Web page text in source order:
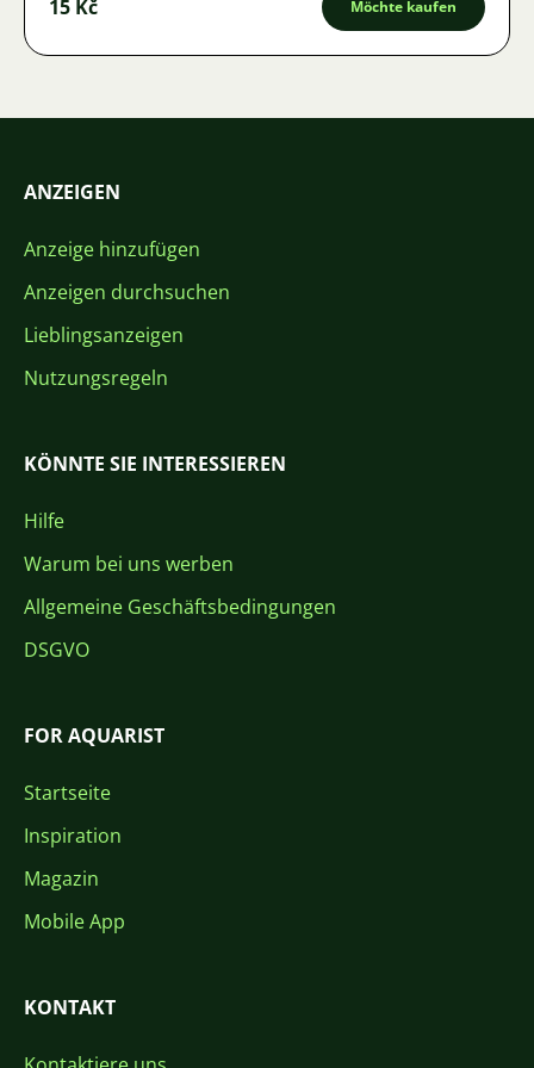
15 Kč Möchte kaufen
ANZEIGEN
Anzeige hinzufügen
Anzeigen durchsuchen
Lieblingsanzeigen
Nutzungsregeln
KÖNNTE SIE INTERESSIEREN
Hilfe
Warum bei uns werben
Allgemeine Geschäftsbedingungen
DSGVO
FOR AQUARIST
Startseite
Inspiration
Magazin
Mobile App
KONTAKT